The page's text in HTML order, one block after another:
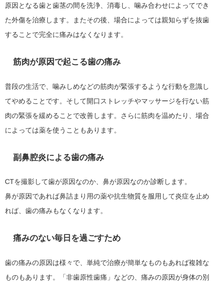
原因となる歯と歯茎の間を洗浄、消毒し、噛み合わせによってでき
た外傷を治療します。またその後、場合によっては親知らずを抜歯
することで完全に痛みはなくなります。
筋肉が原因で起こる歯の痛み
普段の生活で、噛みしめなどの筋肉が緊張するような行動を意識し
てやめることです。そして開口ストレッチやマッサージを行ない筋
肉の緊張を緩めることで改善します。さらに筋肉を温めたり、場合
によっては薬を使うこともあります。
副鼻腔炎による歯の痛み
CTを撮影して歯が原因なのか、鼻が原因なのか診断します。
鼻が原因であれば鼻詰まり用の薬や抗生物質を服用して炎症を止め
れば、歯の痛みもなくなります。
痛みのない毎日を過ごすため
歯の痛みの原因は様々で、単純で治療が簡単なものもあれば複雑な
ものもあります。「非歯原性歯痛」などの、痛みの原因が身体の別